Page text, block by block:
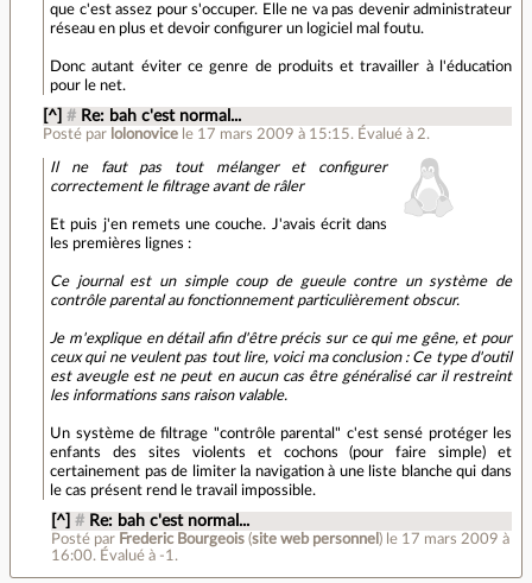
que c'est assez pour s'occuper. Elle ne va pas devenir administrateur
réseau en plus et devoir configurer un logiciel mal foutu.
Donc autant éviter ce genre de produits et travailler à l'éducation
pour le net.
[^] # Re: bah c'est normal...
Posté par lolonovice le 17 mars 2009 à 15:15. Évalué à 2.
Il ne faut pas tout mélanger et configurer
correctement le filtrage avant de râler
Et puis j'en remets une couche. J'avais écrit dans
les premières lignes :
Ce journal est un simple coup de gueule contre un système de
contrôle parental au fonctionnement particulièrement obscur.
Je m'explique en détail afin d'être précis sur ce qui me gêne, et pour
ceux qui ne veulent pas tout lire, voici ma conclusion : Ce type d'outil
est aveugle est ne peut en aucun cas être généralisé car il restreint
les informations sans raison valable.
Un système de filtrage "contrôle parental" c'est sensé protéger les
enfants des sites violents et cochons (pour faire simple) et
certainement pas de limiter la navigation à une liste blanche qui dans
le cas présent rend le travail impossible.
[^] # Re: bah c'est normal...
Posté par Frederic Bourgeois(site web personnel ) le 17 mars 2009 à
16:00. Évalué à -1 .